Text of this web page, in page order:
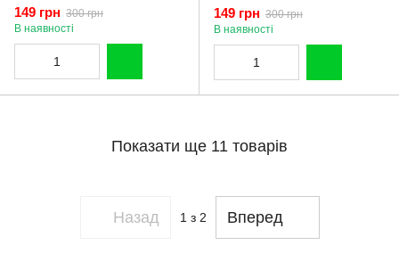
дитячий у формі котика
переливашка на самсунг г4
плюс бузковий
149 грн 300 грн
В наявності
дитячий у формі котика
переливашка на самсунг г4
плюс фіолетовий
149 грн 300 грн
В наявності
Показати ще 11 товарів
Назад 1 з 2 Вперед